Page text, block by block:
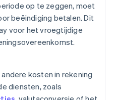
op te zeggen, moet
beëindiging betalen. Dit
voor het vroegtijdige
kosten in rekening
diensten, zoals